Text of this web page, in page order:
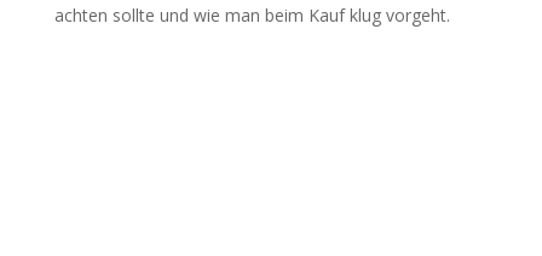
achten sollte und wie man beim Kauf klug vorgeht.